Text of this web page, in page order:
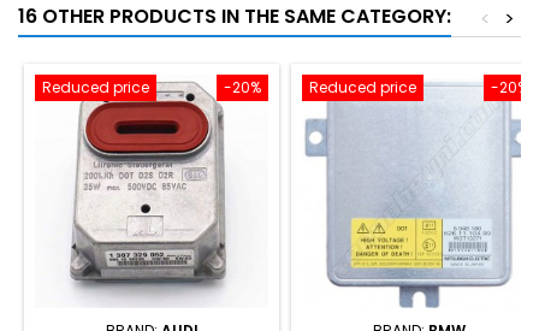
16 OTHER PRODUCTS IN THE SAME CATEGORY: >
<
-20%
Reduced price -20%
Reduced price